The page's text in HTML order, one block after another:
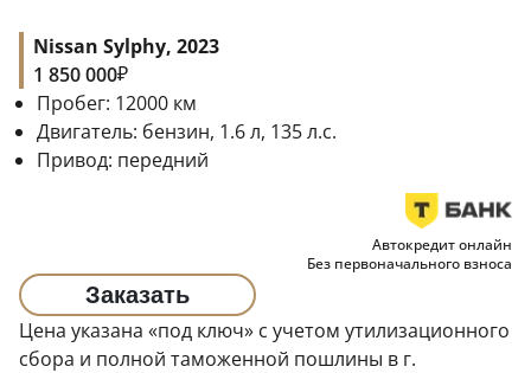
Nissan Sylphy, 2023
1 850 000₽
Пробег: 12000 км
Двигатель: бензин, 1.6 л, 135 л.с.
Привод: передний
Автокредит онлайн
Без первоначального взноса
Заказать
Цена указана «под ключ» с учетом утилизационного
сбора и полной таможенной пошлины в г.